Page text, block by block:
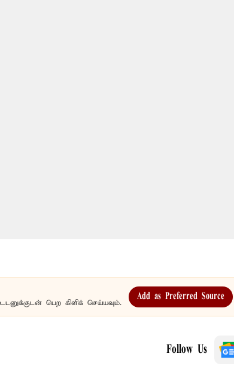
பெற கிளிக் செய்யவும்.
Add as Preferred Source
Follow Us